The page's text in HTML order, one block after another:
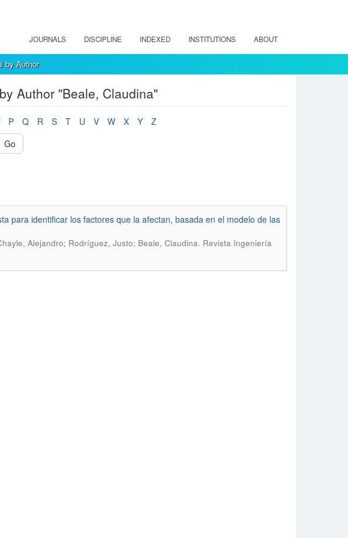
JOURNALS DISCIPLINE INDEXED INSTITUTIONS ABOUT
by Author
Author "Beale, Claudina"
P Q R S T U V W X Y
Z
Go
para identificar los factores que la afectan, basada en el modelo de las
Alejandro; Rodríguez, Justo; Beale, Claudina. Revista Ingeniería